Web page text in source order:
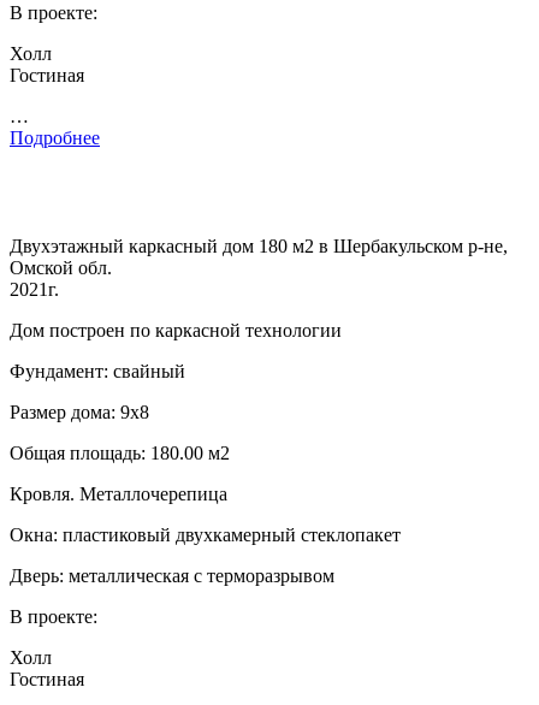
В проекте:
Холл
Гостиная
…
Подробнее
Двухэтажный каркасный дом 180 м2 в Шербакульском р-не,
Омской обл.
2021г.
Дом построен по каркасной технологии
Фундамент: свайный
Размер дома: 9х8
Общая площадь: 180.00 м2
Кровля. Металлочерепица
Окна: пластиковый двухкамерный стеклопакет
Дверь: металлическая с терморазрывом
В проекте:
Холл
Гостиная